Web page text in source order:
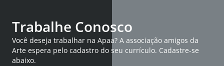
Trabalhe Conosco
Você deseja trabalhar na Apaa? A associação amigos da
Arte espera pelo cadastro do seu currículo. Cadastre-se
abaixo.